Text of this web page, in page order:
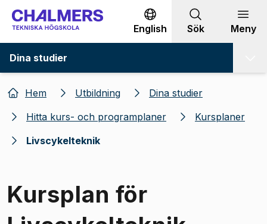
Gå till innehållet
English Sök Meny
Dina studier
Hem Utbildning
Dina studier
Hitta kurs- och programplaner
Kursplaner
Livscykelteknik
Kursplan för